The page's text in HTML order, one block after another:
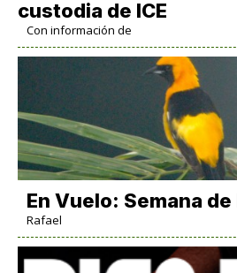
custodia de ICE
Con información de
En Vuelo: Semana
Rafael